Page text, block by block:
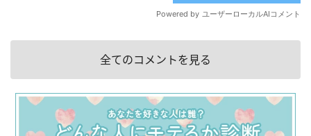
全てのコメントを見る